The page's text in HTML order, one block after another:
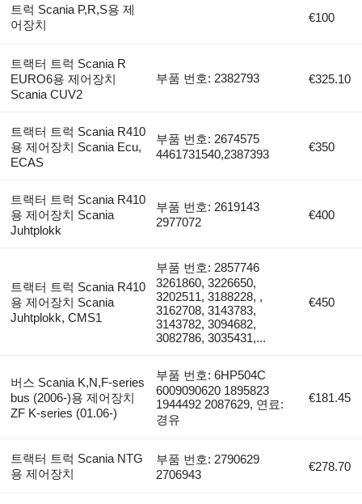
트럭 Scania P,R,S용 제
어장치
€100
트랙터 트럭 Scania R
EURO6용 제어장치
Scania CUV2
부품 번호: 2382793 €325.10
트랙터 트럭 Scania R410
용 제어장치 Scania Ecu,
ECAS
부품 번호: 2674575
4461731540,2387393
€350
트랙터 트럭 Scania R410
용 제어장치 Scania
Juhtplokk
부품 번호: 2619143
2977072
€400
트랙터 트럭 Scania R410
용 제어장치 Scania
Juhtplokk, CMS1
부품 번호: 2857746
3261860, 3226650,
3202511, 3188228, ,
3162708, 3143783,
3143782, 3094682,
3082786, 3035431,...
€450
버스 Scania K,N,F-series
bus (2006-)용 제어장치
ZF K-series (01.06-)
부품 번호: 6HP504C
6009090620 1895823
1944492 2087629, 연료:
경유
€181.45
트랙터 트럭 Scania NTG
용 제어장치
부품 번호: 2790629
2706943
€278.70